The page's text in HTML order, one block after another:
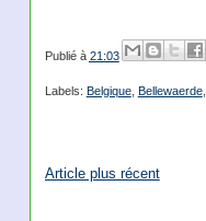
Publié à 21:03
Labels: Belgique, Bellewaerde,
Article plus récent